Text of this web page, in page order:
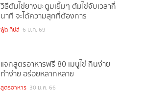
วิธีต้มไข่ยางมะตูมเยิ้มๆ ต้มไข่จับเวลากี่
นาที จะได้ความสุกที่ต้องการ
ฟู้ด ทิปส์ 6 ม.ค. 69
แจกสูตรอาหารฟรี 80 เมนูไข่ กินง่าย
ทำง่าย อร่อยหลากหลาย
สูตรอาหาร 30 ม.ค. 66